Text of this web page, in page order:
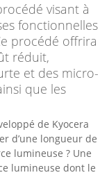
visant à
fonctionnelles
procédé offrira
réduit,
et des micro-
que les
de Kyocera
d’une longueur de
lumineuse ? Une
lumineuse dont le